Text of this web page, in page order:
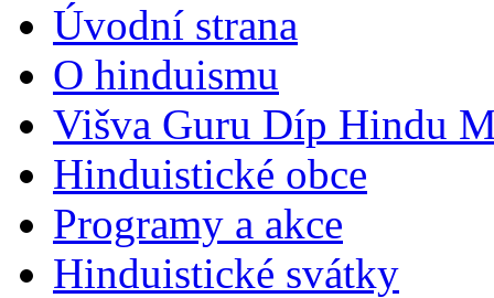
Úvodní strana
O hinduismu
Višva Guru Díp Hindu
Hinduistické obce
Programy a akce
Hinduistické svátky